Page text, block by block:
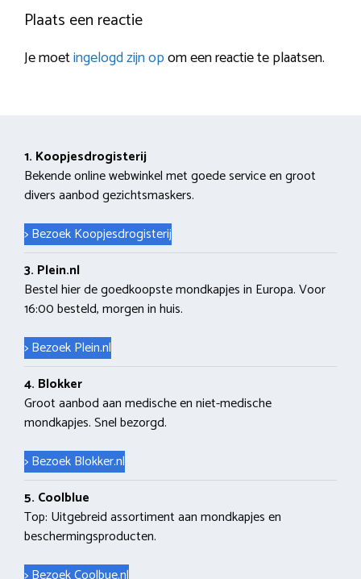
Plaats een reactie
Je moetingelogd zijn opom een reactie te plaatsen.
1. Koopjesdrogisterij
Bekende online webwinkel met goede service en groot
divers aanbod gezichtsmaskers.
> Bezoek Koopjesdrogisterij
3. Plein.nl
Bestel hier de goedkoopste mondkapjes in Europa. Voor
16:00 besteld, morgen in huis.
> Bezoek Plein.nl
4. Blokker
Groot aanbod aan medische en niet-medische
mondkapjes. Snel bezorgd.
> Bezoek Blokker.nl
5. Coolblue
Top: Uitgebreid assortiment aan mondkapjes en
beschermingsproducten.